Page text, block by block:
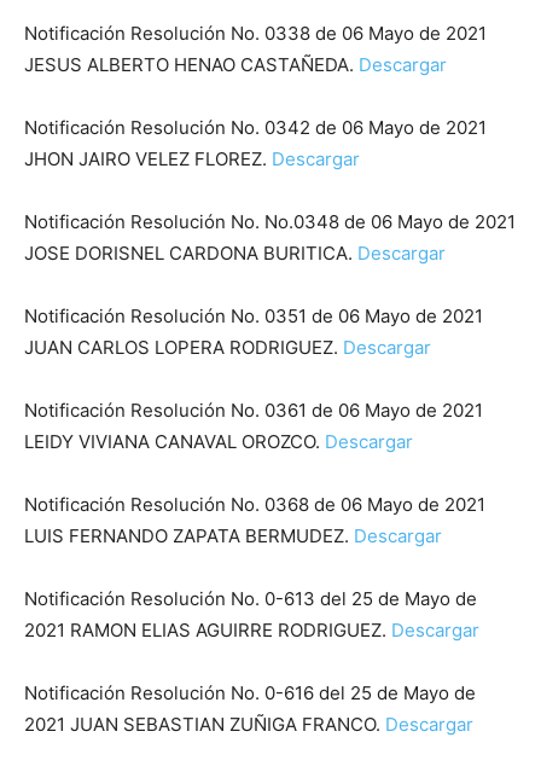
Notificación Resolución No. 0338 de 06 Mayo de 2021
JESUS ALBERTO HENAO CASTAÑEDA. Descargar
Notificación Resolución No. 0342 de 06 Mayo de 2021
JHON JAIRO VELEZ FLOREZ. Descargar
Notificación Resolución No. No.0348 de 06 Mayo de 2021
JOSE DORISNEL CARDONA BURITICA. Descargar
Notificación Resolución No. 0351 de 06 Mayo de 2021
JUAN CARLOS LOPERA RODRIGUEZ. Descargar
Notificación Resolución No. 0361 de 06 Mayo de 2021
LEIDY VIVIANA CANAVAL OROZCO. Descargar
Notificación Resolución No. 0368 de 06 Mayo de 2021
LUIS FERNANDO ZAPATA BERMUDEZ. Descargar
Notificación Resolución No. 0-613 del 25 de Mayo de
2021 RAMON ELIAS AGUIRRE RODRIGUEZ. Descargar
Notificación Resolución No. 0-616 del 25 de Mayo de
2021 JUAN SEBASTIAN ZUÑIGA FRANCO. Descargar